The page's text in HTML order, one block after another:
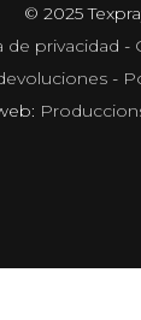
© 2025
de privacidad -
-